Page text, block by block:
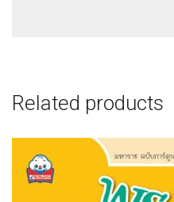
Related products